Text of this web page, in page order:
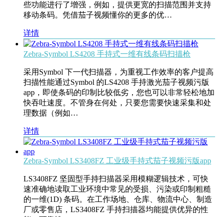
些功能进行了增强，例如，提供更宽的扫描范围并支持
移动条码。凭借茄子视频懂你的更多的优…
详情
Zebra-Symbol LS4208 手持式一维有线条码扫描枪
采用Symbol 下一代扫描器，为重视工作效率的客户提高
扫描性能通过Symbol 的LS4208 手持激光茄子视频污版
app，即使条码的印制比较低劣，您也可以非常轻松地加
快吞吐速度。不管身在何处，只要您需要快速采集和处
理数据（例如…
详情
Zebra-Symbol LS3408FZ 工业级手持式茄子视频污版app
LS3408FZ 坚固型手持扫描器采用模糊逻辑技术，可快
速准确地读取工业环境中常见的受损、污染或印制粗糙
的一维(1D) 条码。在工作场地、仓库、物流中心、制造
厂或零售店，LS3408FZ 手持扫描器均能提供优异的性